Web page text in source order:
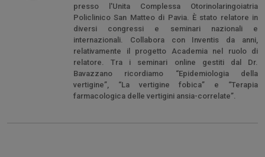
presso l'Unita Complessa Otorinolaringoiatria
Policlinico San Matteo di Pavia. È stato relatore in
diversi congressi e seminari nazionali e
internazionali. Collabora con Inventis da anni,
relativamente il progetto Academia nel ruolo di
relatore. Tra i seminari online gestiti dal Dr.
Bavazzano ricordiamo “Epidemiologia della
vertigine”, “La vertigine fobica” e “Terapia
farmacologica delle vertigini ansia-correlate”.